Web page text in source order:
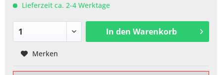
Lieferzeit ca. 2-4 Werktage
In den Warenkorb
Merken